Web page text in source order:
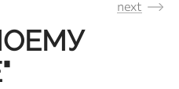
next